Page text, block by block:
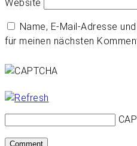
Website
Name, E-Mail-Adresse
für meinen nächsten